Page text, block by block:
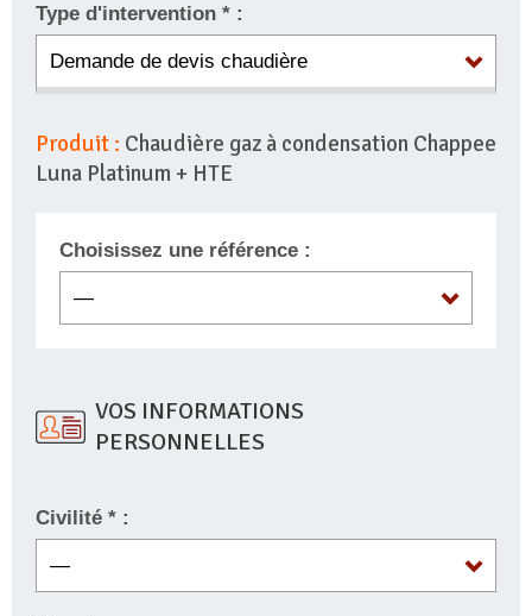
Type d'intervention * :
Produit : Chaudière gaz à condensation Chappee
Luna Platinum + HTE
Choisissez une référence :
VOS INFORMATIONS
PERSONNELLES
Civilité * :